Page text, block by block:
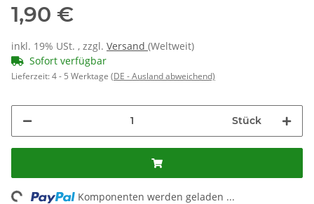
1,90 €
inkl. 19% USt. , zzgl. Versand (Weltweit)
Sofort verfügbar
Lieferzeit:4 - 5 Werktage (DE - Ausland abweichend)
Stück
Komponenten werden geladen ...